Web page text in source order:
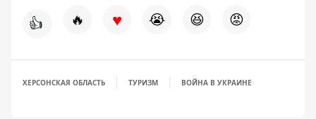
👍 🔥 ♥ 😭 😆 😡
ХЕРСОНСКАЯ ОБЛАСТЬ ТУРИЗМ ВОЙНА В УКРАИНЕ